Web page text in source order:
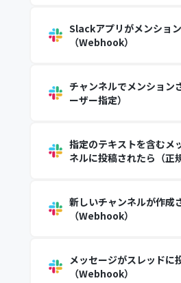
Slackアプリがメンショ
（Webhook）
チャンネルでメンション
ーザー指定）
指定のテキストを含むメ
ネルに投稿されたら（正
新しいチャンネルが作成
（Webhook）
メッセージがスレッドに
（Webhook）